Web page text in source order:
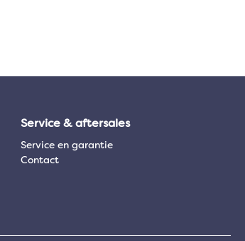
Service & aftersales
Service en garantie
Contact